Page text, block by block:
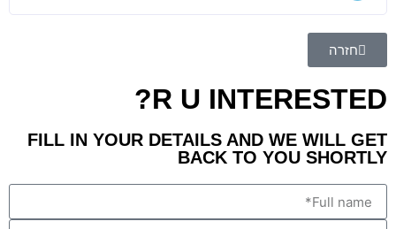
חזרה
R U INTERESTED?
FILL IN YOUR DETAILS AND WE WILL GET
BACK TO YOU SHORTLY